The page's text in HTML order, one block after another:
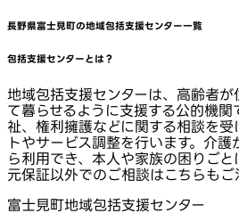
長野県富士見町の地域包括支援センター一覧
包括支援センターとは？
地域包括支援センターは、高齢者
て暮らせるように支援する公的機関
祉、権利擁護などに関する相談を受
トやサービス調整を行います。介
ら利用でき、本人や家族の困りご
元保証以外でのご相談はこちらもご
富士見町地域包括支援センター